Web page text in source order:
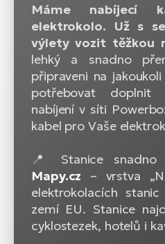
Máme nabíjecí
elektrokolo. Už s
výlety vozit těžkou
lehký a snadno
připraveni na
potřebovat doplnit
nabíjení v síti
kabel pro Vaše
📍 Stanice snadno
Mapy.cz – vrstva
elektrokolacích
zemí EU. Stanice
cyklostezek, hotelů i